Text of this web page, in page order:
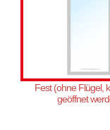
Fest (ohne Flügel,
geöffnet